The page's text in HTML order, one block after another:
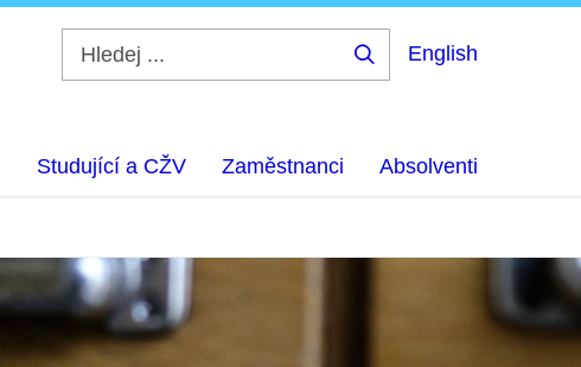
English
Studující a CŽV Zaměstnanci Absolventi